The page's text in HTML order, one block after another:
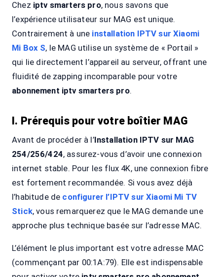
Chez iptv smarters pro, nous savons que
l’expérience utilisateur sur MAG est unique.
Contrairement à une installation IPTV sur Xiaomi
Mi Box S, le MAG utilise un système de « Portail »
qui lie directement l’appareil au serveur, offrant une
fluidité de zapping incomparable pour votre
abonnement iptv smarters pro.
I. Prérequis pour votre boîtier MAG
Avant de procéder à l’Installation IPTV sur MAG
254/256/424, assurez-vous d’avoir une connexion
internet stable. Pour les flux 4K, une connexion fibre
est fortement recommandée. Si vous avez déjà
l’habitude de configurer l’IPTV sur Xiaomi Mi TV
Stick, vous remarquerez que le MAG demande une
approche plus technique basée sur l’adresse MAC.
L’élément le plus important est votre adresse MAC
(commençant par 00:1A:79). Elle est indispensable